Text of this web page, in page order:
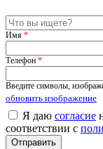
Имя *
Телефон *
Введите символы,
обновить изображение
Я даю согласие
соответствии с